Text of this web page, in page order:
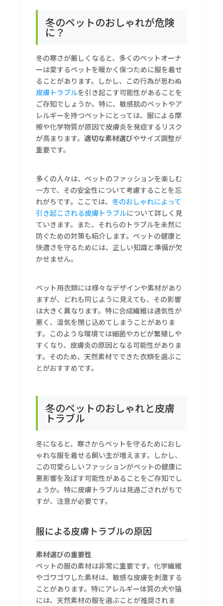
冬のペットのおしゃれが危険
に？
冬の寒さが厳しくなると、多くのペットオーナ
ーは愛するペットを暖かく保つために服を着せ
ることがあります。しかし、この行為が思わぬ
皮膚トラブルを引き起こす可能性があることを
ご存知でしょうか。特に、敏感肌のペットやア
レルギーを持つペットにとっては、服による摩
擦や化学物質が原因で皮膚炎を発症するリスク
が高まります。適切な素材選びやサイズ調整が
重要です。
多くの人々は、ペットのファッションを楽しむ
一方で、その安全性について考慮することを忘
れがちです。ここでは、冬のおしゃれによって
引き起こされる皮膚トラブルについて詳しく見
ていきます。また、それらのトラブルを未然に
防ぐための対策も紹介します。ペットの健康と
快適さを守るためには、正しい知識と準備が欠
かせません。
ペット用衣類には様々なデザインや素材があり
ますが、どれも同じように見えても、その影響
は大きく異なります。特に合成繊維は通気性が
悪く、湿気を閉じ込めてしまうことがありま
す。このような環境では細菌やカビが繁殖しや
すくなり、皮膚炎の原因となる可能性がありま
す。そのため、天然素材でできた衣類を選ぶこ
とがおすすめです。
冬のペットのおしゃれと皮膚
トラブル
冬になると、寒さからペットを守るためにおし
ゃれな服を着せる飼い主が増えます。しかし、
この可愛らしいファッションがペットの健康に
悪影響を及ぼす可能性があることをご存知でし
ょうか。特に皮膚トラブルは見過ごされがちで
すが、注意が必要です。
服による皮膚トラブルの原因
素材選びの重要性
ペットの服の素材は非常に重要です。化学繊維
やゴワゴワした素材は、敏感な皮膚を刺激する
ことがあります。特にアレルギー体質の犬や猫
には、天然素材の服を選ぶことが推奨されま